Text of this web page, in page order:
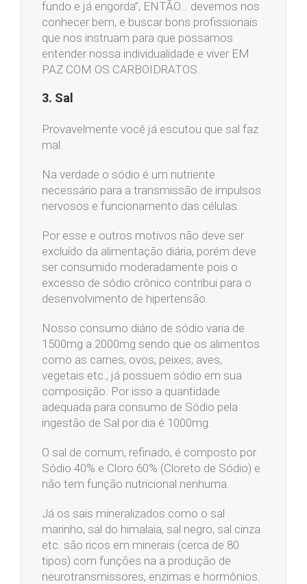
fundo e já engorda”, ENTÃO… devemos nos
conhecer bem, e buscar bons profissionais
que nos instruam para que possamos
entender nossa individualidade e viver EM
PAZ COM OS CARBOIDRATOS.
3. Sal
Provavelmente você já escutou que sal faz
mal.
Na verdade o sódio é um nutriente
necessário para a transmissão de impulsos
nervosos e funcionamento das células.
Por esse e outros motivos não deve ser
excluído da alimentação diária, porém deve
ser consumido moderadamente pois o
excesso de sódio crônico contribui para o
desenvolvimento de hipertensão.
Nosso consumo diário de sódio varia de
1500mg a 2000mg sendo que os alimentos
como as carnes, ovos, peixes, aves,
vegetais etc., já possuem sódio em sua
composição. Por isso a quantidade
adequada para consumo de Sódio pela
ingestão de Sal por dia é 1000mg.
O sal de comum, refinado, é composto por
Sódio 40% e Cloro 60% (Cloreto de Sódio) e
não tem função nutricional nenhuma.
Já os sais mineralizados como o sal
marinho, sal do himalaia, sal negro, sal cinza
etc. são ricos em minerais (cerca de 80
tipos) com funções na a produção de
neurotransmissores, enzimas e hormônios.